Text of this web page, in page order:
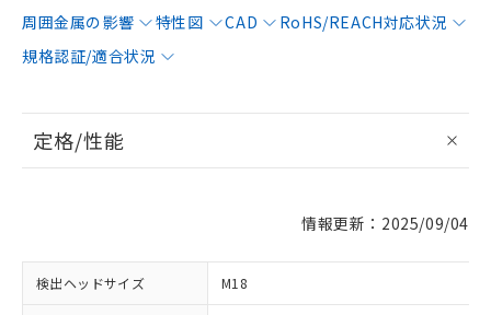
周囲金属の影響
特性図 CAD
RoHS/REACH対応状況
規格認証/適合状況
定格/性能
情報更新：2025/09/04
検出ヘッドサイズ M18